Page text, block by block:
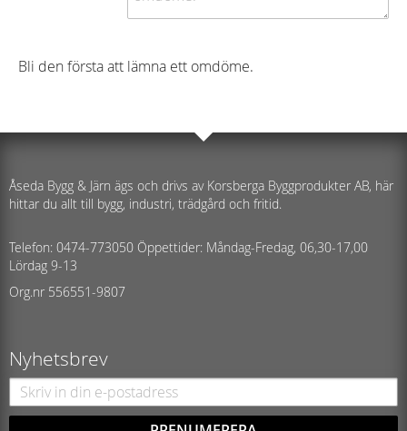
Bli den första att lämna ett omdöme.
Åseda Bygg & Järn ägs och drivs av Korsberga Byggprodukter AB, här
hittar du allt till bygg, industri, trädgård och fritid.
Telefon: 0474-773050 Öppettider: Måndag-Fredag, 06,30-17,00
Lördag 9-13
Org.nr 556551-9807
Nyhetsbrev